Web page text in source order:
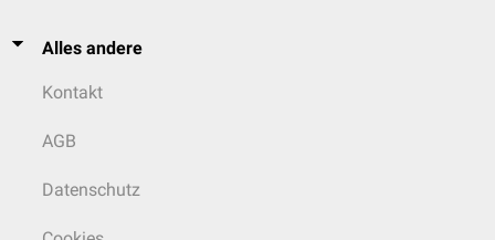
Alles andere
Kontakt
AGB
Datenschutz